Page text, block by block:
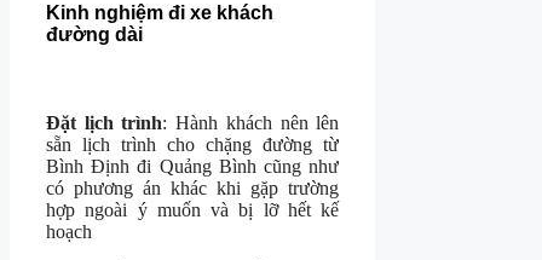
Kinh nghiệm đi xe khách
đường dài
Đặt lịch trình: Hành khách nên lên
sẵn lịch trình cho chặng đường từ
Bình Định đi Quảng Bình cũng như
có phương án khác khi gặp trường
hợp ngoài ý muốn và bị lỡ hết kế
hoạch